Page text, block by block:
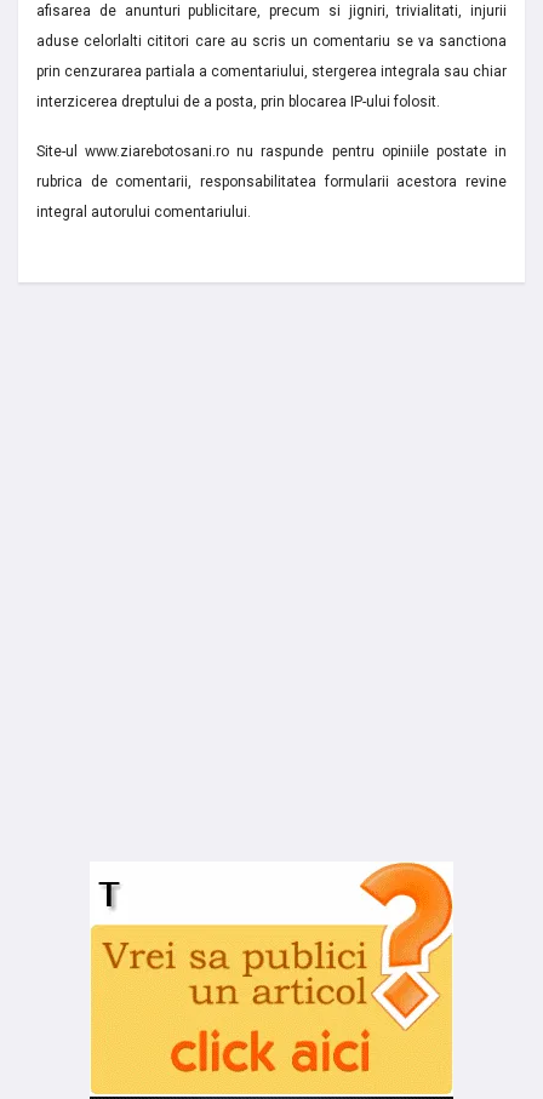
afisarea de anunturi publicitare, precum si jigniri, trivialitati, injurii
aduse celorlalti cititori care au scris un comentariu se va sanctiona
prin cenzurarea partiala a comentariului, stergerea integrala sau chiar
interzicerea dreptului de a posta, prin blocarea IP-ului folosit.
Site-ul www.ziarebotosani.ro nu raspunde pentru opiniile postate in
rubrica de comentarii, responsabilitatea formularii acestora revine
integral autorului comentariului.